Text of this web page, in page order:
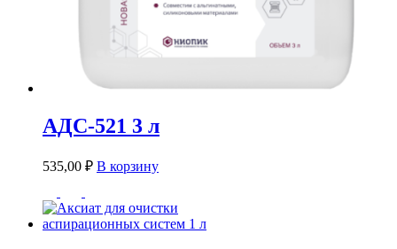
АДС-521 3 л
535,00 ₽ В корзину